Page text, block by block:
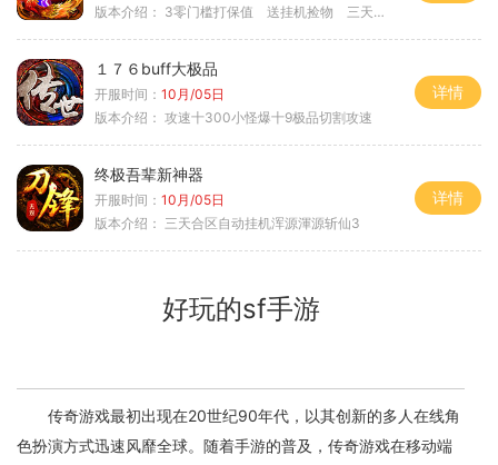
版本介绍： 3零门槛打保值 送挂机捡物 三天合区
１７６buff大极品
开服时间： 10月/05日
版本介绍： 攻速十300小怪爆十9极品切割攻速
详情
终极吾辈新神器
开服时间： 10月/05日
版本介绍： 三天合区自动挂机浑源渾源斩仙3
详情
好玩的sf手游
传奇游戏最初出现在20世纪90年代，以其创新的多人在线角
色扮演方式迅速风靡全球。随着手游的普及，传奇游戏在移动端